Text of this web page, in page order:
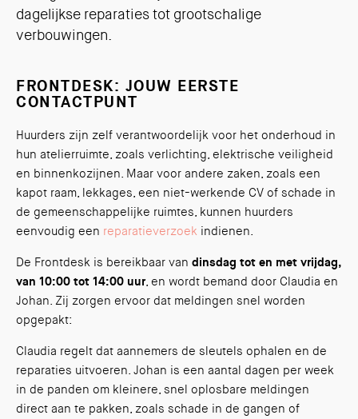
dagelijkse reparaties tot grootschalige
verbouwingen.
FRONTDESK: JOUW EERSTE
CONTACTPUNT
Huurders zijn zelf verantwoordelijk voor het onderhoud in
hun atelierruimte, zoals verlichting, elektrische veiligheid
en binnenkozijnen. Maar voor andere zaken, zoals een
kapot raam, lekkages, een niet-werkende CV of schade in
de gemeenschappelijke ruimtes, kunnen huurders
eenvoudig een reparatieverzoek indienen.
De Frontdesk is bereikbaar van dinsdag tot en met vrijdag,
van 10:00 tot 14:00 uur, en wordt bemand door Claudia en
Johan. Zij zorgen ervoor dat meldingen snel worden
opgepakt:
Claudia regelt dat aannemers de sleutels ophalen en de
reparaties uitvoeren. Johan is een aantal dagen per week
in de panden om kleinere, snel oplosbare meldingen
direct aan te pakken, zoals schade in de gangen of